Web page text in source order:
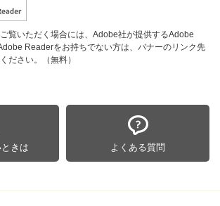
覧いただく場合には、Adobe社が提供するAdobe
Readerをお持ちでない方は、バナーのリンク先
ださい。（無料）
きは よくある質問